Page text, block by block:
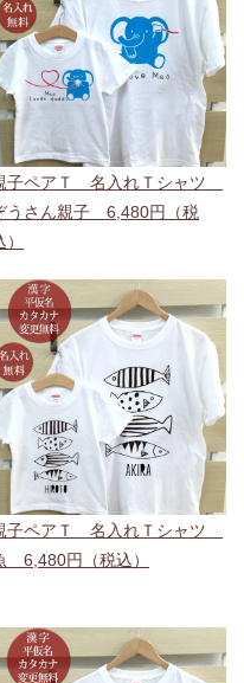
子ペアＴ 名入れＴシャツ
うさん親子 6,480円（税
子ペアＴ 名入れＴシャツ
6,480円（税込）